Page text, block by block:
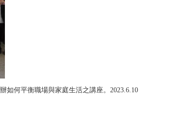
如何平衡職場與家庭生活之講座。2023.6.10